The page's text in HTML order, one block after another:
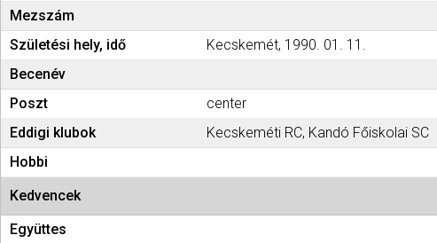
Mezszám
Születési hely, idő
Kecskemét, 1990. 01. 11.
Becenév
Poszt
center
Eddigi klubok
Kecskeméti RC, Kandó Főiskolai SC
Hobbi
Kedvencek
Együttes